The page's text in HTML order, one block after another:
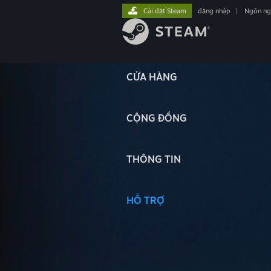
CỬA HÀNG
CỘNG ĐỒNG
THÔNG TIN
HỖ TRỢ
Cài đặt Steam đăng nhập Ngôn